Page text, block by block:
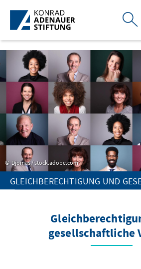
Skip to Main Content
Djomas / stock.adobe.com
gesellschaftliche